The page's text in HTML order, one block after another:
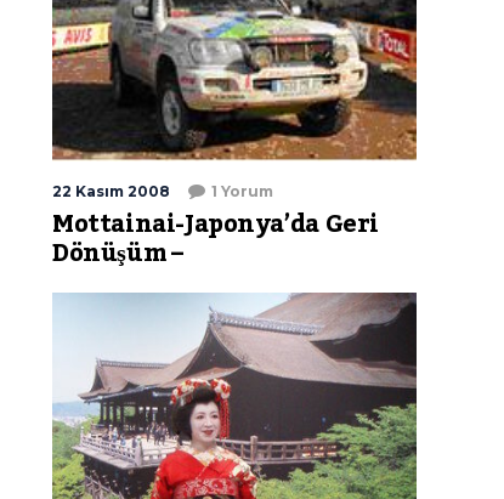
22 Kasım 2008 1 Yorum
Mottainai-Japonya’da Geri
Dönüşüm –